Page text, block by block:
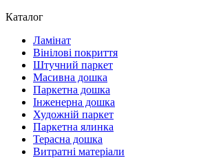
Каталог
Ламінат
Вінілові покриття
Штучний паркет
Масивна дошка
Паркетна дошка
Інженерна дошка
Художній паркет
Паркетна ялинка
Терасна дошка
Витратні матеріали